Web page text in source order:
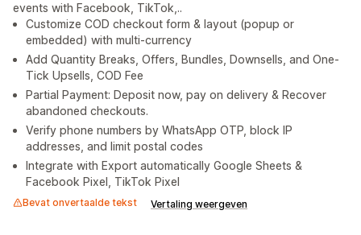
events with Facebook, TikTok,..
Customize COD checkout form & layout (popup or
embedded) with multi-currency
Add Quantity Breaks, Offers, Bundles, Downsells, and One-
Tick Upsells, COD Fee
Partial Payment: Deposit now, pay on delivery & Recover
abandoned checkouts.
Verify phone numbers by WhatsApp OTP, block IP
addresses, and limit postal codes
Integrate with Export automatically Google Sheets &
Facebook Pixel, TikTok Pixel
Bevat onvertaalde tekst Vertaling weergeven